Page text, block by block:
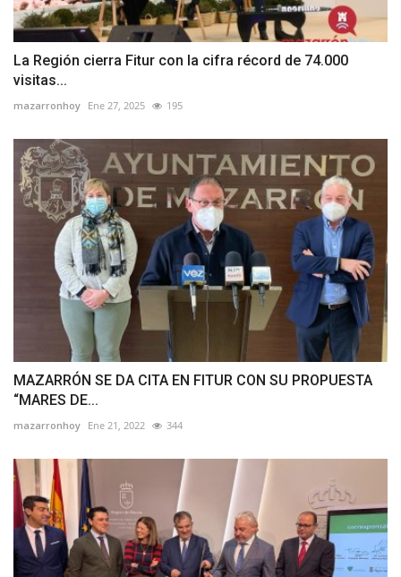
La Región cierra Fitur con la cifra récord de 74.000
visitas...
mazarronhoy Ene 27, 2025 195
MAZARRÓN SE DA CITA EN FITUR CON SU PROPUESTA
“MARES DE...
mazarronhoy Ene 21, 2022 344